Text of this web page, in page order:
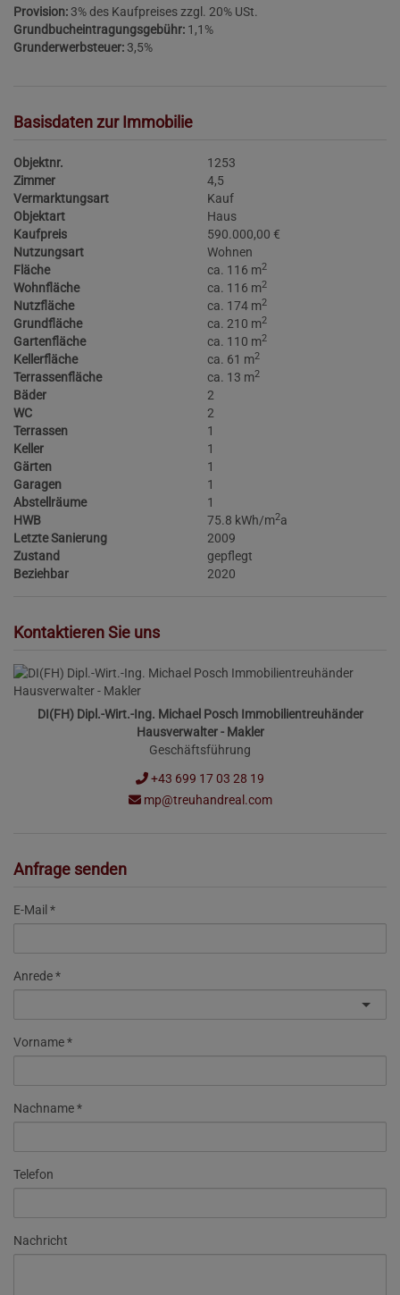
Provision: 3% des Kaufpreises zzgl. 20% USt.
Grundbucheintragungsgebühr: 1,1%
Grunderwerbsteuer: 3,5%
Basisdaten zur Immobilie
Objektnr.
1253
Zimmer
4,5
Vermarktungsart
Kauf
Objektart
Haus
Kaufpreis
590.000,00 €
Nutzungsart
Wohnen
Fläche
ca. 116 m2
Wohnfläche ca. 116 m2
Nutzfläche ca. 174 m2
Grundfläche ca. 210 m2
Gartenfläche ca. 110 m2
Kellerfläche ca. 61 m2
Terrassenfläche ca. 13 m2
Bäder
2
WC
2
Terrassen
1
Keller
1
Gärten
1
Garagen
1
Abstellräume
1
HWB
75.8 kWh/m2a
Letzte Sanierung
2009
Zustand
gepflegt
Beziehbar
2020
Kontaktieren Sie uns
DI(FH) Dipl.-Wirt.-Ing. Michael Posch Immobilientreuhänder
Hausverwalter - Makler
Geschäftsführung
+43 699 17 03 28 19
mp@treuhandreal.com
Anfrage senden
E-Mail
Anrede
Vorname
Nachname
Telefon
Nachricht